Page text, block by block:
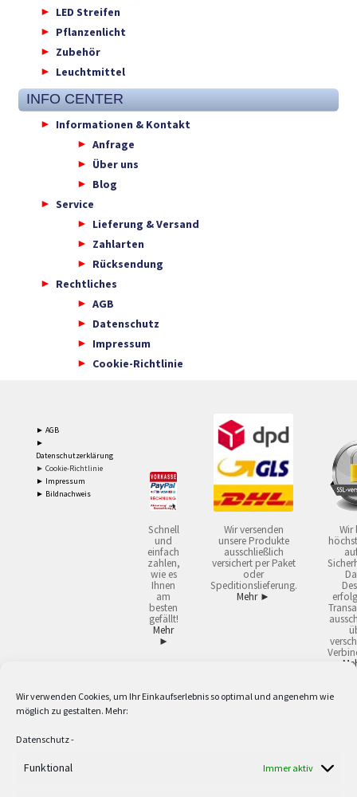
Wir verwenden Cookies, um Ihr Einkaufserlebnis so optimal und angenehm wie
möglich zu gestalten. Mehr:
Datenschutz-
Funktional Immer aktiv
LED Streifen
Pflanzenlicht
Zubehör
Leuchtmittel
INFO CENTER
Informationen & Kontakt
Anfrage
Über uns
Blog
Service
Lieferung & Versand
Zahlarten
Rücksendung
Rechtliches
AGB
Datenschutz
Impressum
Cookie-Richtlinie
► AGB
►
Datenschutzerklärung
► Cookie-Richtlinie
► Impressum
► Bildnachweis
Schnell
und
einfach
zahlen,
wie es
Ihnen
am
besten
gefällt!
Mehr
►
Wir versenden
unsere Produkte
ausschließlich
versichert per Paket
oder
Speditionslieferung.
Mehr ►
Wir
2 Lieferzeiten gelten mit Express-24.
Versandkostenfrei ab 59,90 € Nettowarenwert. Inseln ausgenommen. Unsere
Berufe zur Verwendung in der selbständigen, beruflichen oder gewerblichen